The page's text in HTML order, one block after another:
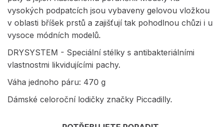
vysokých podpatcích jsou vybaveny gelovou vložkou
v oblasti bříšek prstů a zajišťují tak pohodlnou chůzi i u
vysoce módních modelů.
DRYSYSTEM - Speciální stélky s antibakteriálními
vlastnostmi likvidujícími pachy.
Váha jednoho páru: 470 g
Dámské celoroční lodičky značky Piccadilly.